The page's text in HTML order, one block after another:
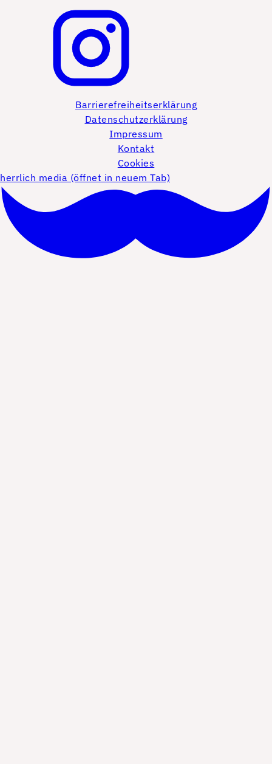
Barrierefreiheitserklärung
Datenschutzerklärung
Impressum
Kontakt
Cookies
herrlich media (öffnet in neuem Tab)